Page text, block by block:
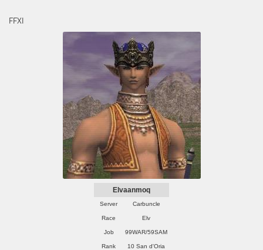
FFXI
Elvaanmoq
Server Carbuncle
Race Elv
Job 99WAR/59SAM
Rank 10 San d'Oria